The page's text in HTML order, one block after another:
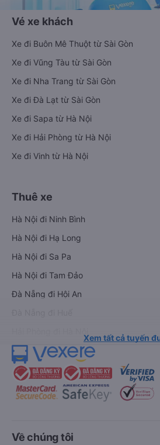
Vé xe khách
Xe đi Buôn Mê Thuột từ Sài Gòn
Xe đi Vũng Tàu từ Sài Gòn
Xe đi Nha Trang từ Sài Gòn
Xe đi Đà Lạt từ Sài Gòn
Xe đi Sapa từ Hà Nội
Xe đi Hải Phòng từ Hà Nội
Xe đi Vinh từ Hà Nội
Thuê xe
Hà Nội đi Ninh Bình
Hà Nội đi Hạ Long
Hà Nội đi Sa Pa
Hà Nội đi Tam Đảo
Đà Nẵng đi Hội An
Xem tất cả tuyến
Về chúng tôi